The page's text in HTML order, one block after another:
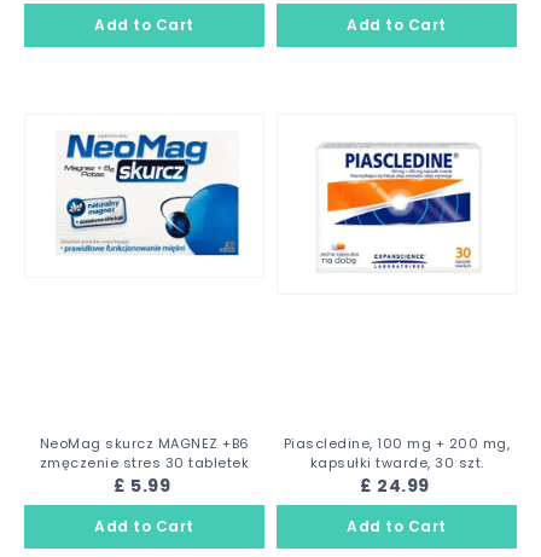
NeoMag skurcz MAGNEZ +B6
zmęczenie stres 30 tabletek
£ 5.99
Piascledine, 100 mg + 200 mg,
kapsułki twarde, 30 szt.
£ 24.99